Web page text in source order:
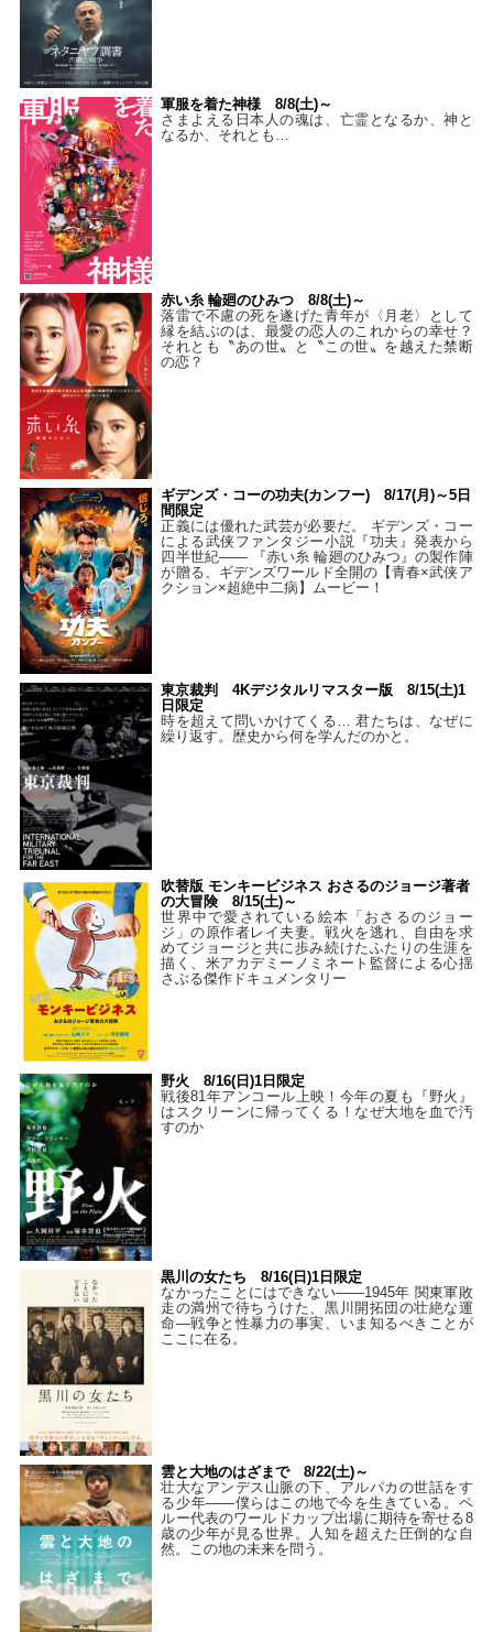
軍服を着た神様 8/8(土)～
さまよえる日本人の魂は、亡霊となるか、神と
なるか、それとも…
赤い糸 輪廻のひみつ 8/8(土)～
落雷で不慮の死を遂げた青年が〈月老〉として
縁を結ぶのは、最愛の恋人のこれからの幸せ？
それとも〝あの世〟と〝この世〟を越えた禁断
の恋？
ギデンズ・コーの功夫(カンフー) 8/17(月)～5日
間限定
正義には優れた武芸が必要だ。 ギデンズ・コー
による武侠ファンタジー小説『功夫』発表から
四半世紀―― 『赤い糸 輪廻のひみつ』の製作陣
が贈る、ギデンズワールド全開の【青春×武侠ア
クション×超絶中二病】ムービー！
東京裁判 4Kデジタルリマスター版 8/15(土)1
日限定
時を超えて問いかけてくる… 君たちは、なぜに
繰り返す。歴史から何を学んだのかと。
吹替版 モンキービジネス おさるのジョージ著者
の大冒険 8/15(土)～
世界中で愛されている絵本「おさるのジョー
ジ」の原作者レイ夫妻。戦火を逃れ、自由を求
めてジョージと共に歩み続けたふたりの生涯を
描く、米アカデミーノミネート監督による心揺
さぶる傑作ドキュメンタリー
野火 8/16(日)1日限定
戦後81年アンコール上映！今年の夏も『野火』
はスクリーンに帰ってくる！なぜ大地を血で汚
すのか
黒川の女たち 8/16(日)1日限定
なかったことにはできない——1945年 関東軍敗
走の満州で待ちうけた、黒川開拓団の壮絶な運
命―戦争と性暴力の事実、いま知るべきことが
ここに在る。
雲と大地のはざまで 8/22(土)～
壮大なアンデス山脈の下、アルパカの世話をす
る少年――僕らはこの地で今を生きている。ペ
ルー代表のワールドカップ出場に期待を寄せる8
歳の少年が見る世界。人知を超えた圧倒的な自
然。この地の未来を問う。